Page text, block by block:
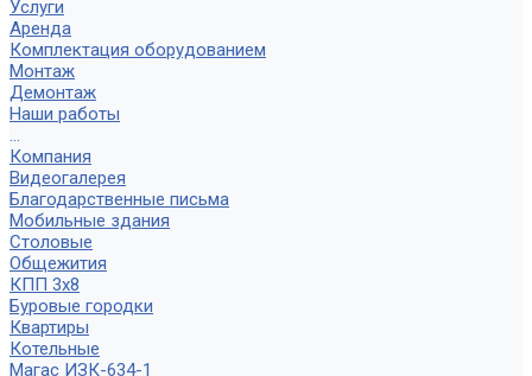
Услуги
Аренда
Комплектация оборудованием
Монтаж
Демонтаж
Наши работы
...
Компания
Видеогалерея
Благодарственные письма
Мобильные здания
Столовые
Общежития
КПП 3х8
Буровые городки
Квартиры
Котельные
Магас ИЗК-634-1